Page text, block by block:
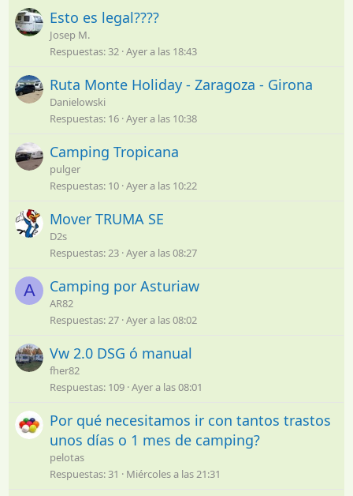
Esto es legal????
Josep M.
Respuestas 32 Ayer a las 18:43
Ruta Monte Holiday - Zaragoza - Girona
Danielowski
Respuestas 16 Ayer a las 10:38
Camping Tropicana
pulger
Respuestas 10 Ayer a las 10:22
Mover TRUMA SE
D2s
Respuestas 23 Ayer a las 08:27
A Camping por Asturiaw
AR82
Respuestas 27 Ayer a las 08:02
Vw 2.0 DSG ó manual
fher82
Respuestas 109 Ayer a las 08:01
Por qué necesitamos ir con tantos trastos
unos días o 1 mes de camping?
pelotas
Respuestas 31 Miércoles a las 21:31